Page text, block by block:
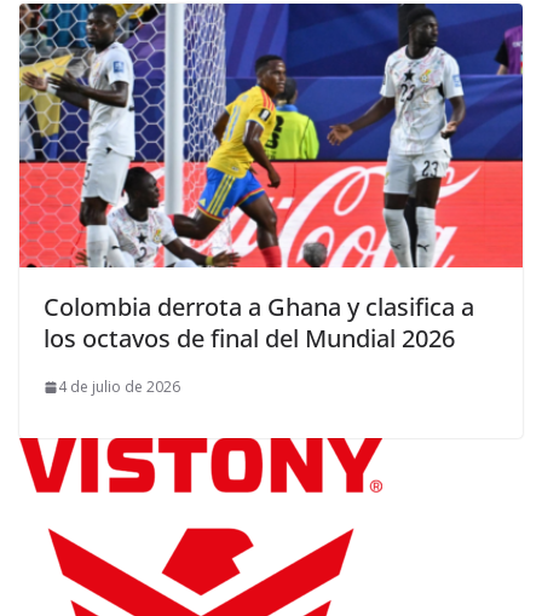
Colombia derrota a Ghana y clasifica a
los octavos de final del Mundial 2026
4 de julio de 2026